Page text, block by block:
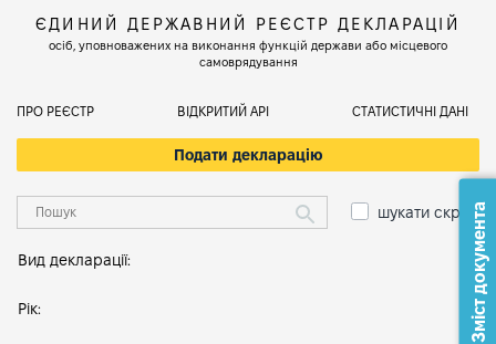
ЄДИНИЙ ДЕРЖАВНИЙ РЕЄСТР ДЕКЛАРАЦІЙ
осіб, уповноважених на виконання функцій держави або місцевого
самоврядування
ПРО РЕЄСТР ВІДКРИТИЙ АРІ СТАТИСТИЧНІ ДАНІ
Подати декларацію
шукати скрізь
Вид декларації:
Рік: Зміст документа